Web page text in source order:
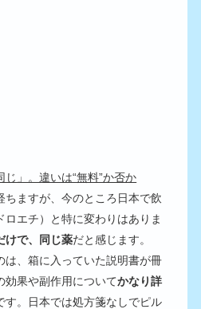
」。違いは“無料”か否か
ますが、今のところ日本で飲
ロエチ）と特に変わりはありま
けで、同じ薬だと感じます。
、箱に入っていた説明書が冊
効果や副作用についてかなり詳
す。日本では処方箋なしでピル